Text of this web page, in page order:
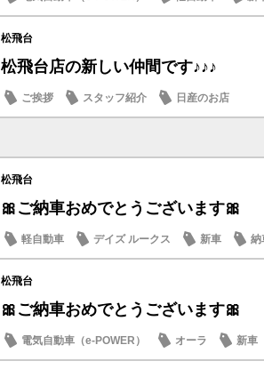
日産のお店
松飛台
松飛台店の新しい仲間です♪♪♪
ご挨拶 スタッフ紹介 日産のお店
松飛台
🎀ご納車おめでとうございます🎀
軽自動車 デイズ ルークス 新車 納
松飛台
🎀ご納車おめでとうございます🎀
電気自動車（e-POWER） オーラ 新車